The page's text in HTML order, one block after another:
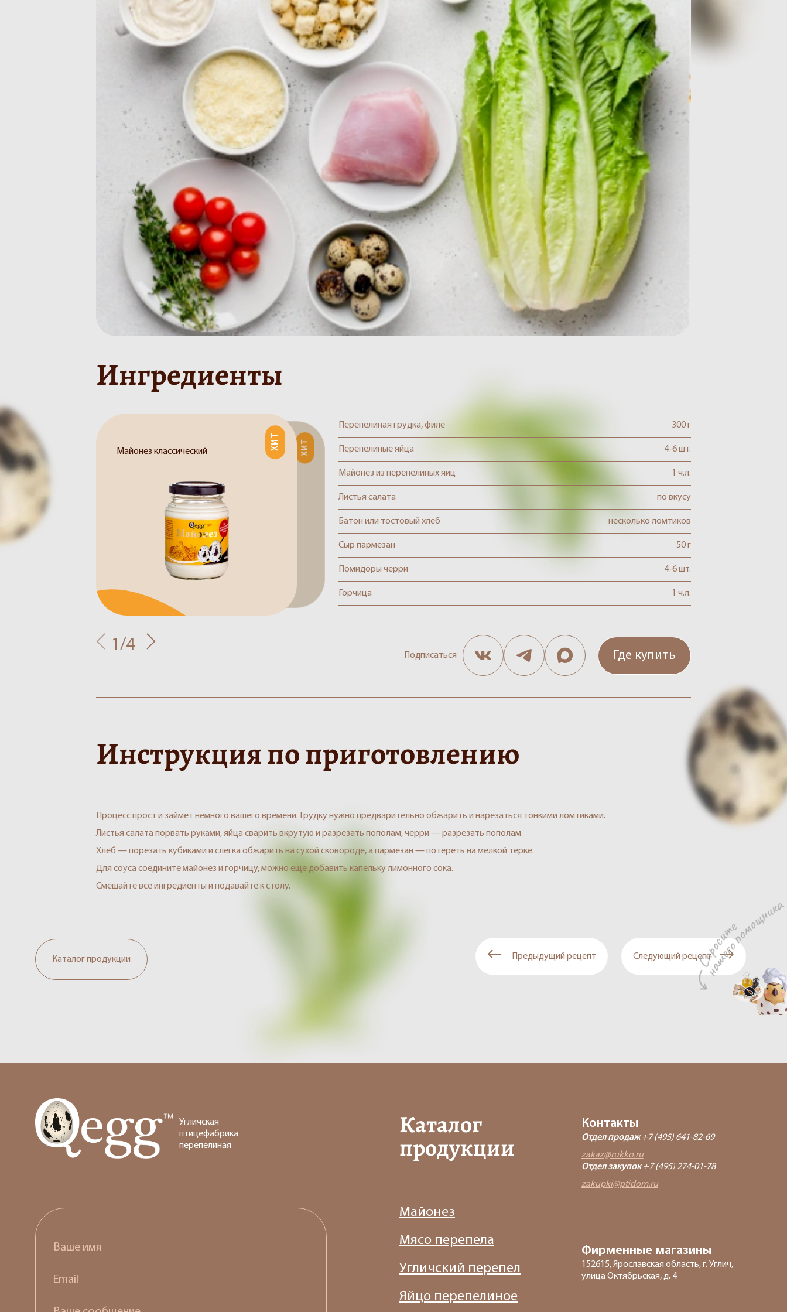
Ингредиенты
Перепелиная грудка, филе 300 г
Перепелиные яйца 4-6 шт.
Майонез из перепелиных яиц 1 ч.л.
Листья салата по вкусу
Батон или тостовый хлеб несколько ломтиков
Сыр пармезан 50 г
Помидоры черри 4-6 шт.
Горчица 1 ч.л.
Подписаться Где купить
Майонез классический
ХИТ
Яйцо перепелиное 20 шт.
ХИТ
1/4
Инструкция по приготовлению
Процесс прост и займет немного вашего времени. Грудку нужно предварительно обжарить и нарезаться тонкими ломтиками.
Листья салата порвать руками, яйца сварить вкрутую и разрезать пополам, черри — разрезать пополам.
Хлеб — порезать кубиками и слегка обжарить на сухой сковороде, а пармезан — потереть на мелкой терке.
Для соуса соедините майонез и горчицу, можно еще добавить капельку лимонного сока.
Смешайте все ингредиенты и подавайте к столу.
Каталог продукции Предыдущий рецепт Следующий рецепт
Угличская
птицефабрика
перепелиная
Каталог
продукции
Майонез
Мясо перепела
Угличский перепел
Яйцо перепелиное
Контакты
Отдел продаж +7 (495) 641-82-69
zakaz@rukko.ru
Отдел закупок +7 (495) 274-01-78
zakupki@ptidom.ru
Ваше имя
Email
Фирменные магазины
152615, Ярославская область, г. Углич,
улица Октябрьская, д. 4